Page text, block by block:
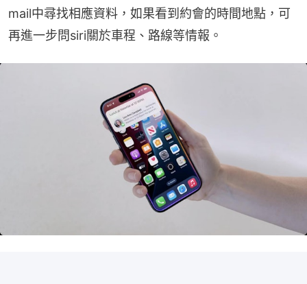
mail中尋找相應資料，如果看到約會的時間地點，可
再進一步問siri關於車程、路線等情報。